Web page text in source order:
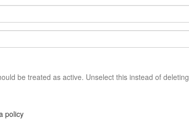
be treated as active. Unselect this instead of deleting
policy